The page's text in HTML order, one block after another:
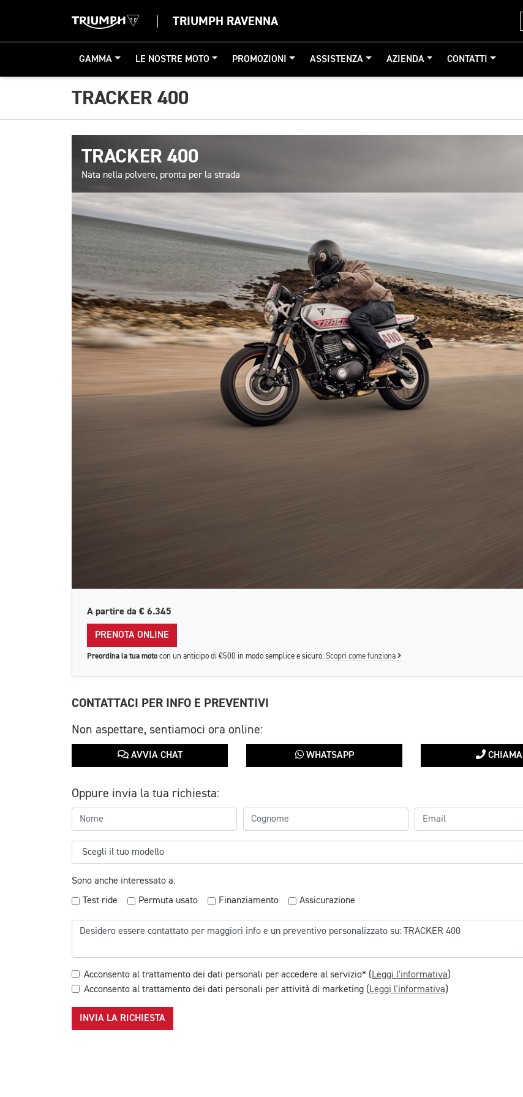
TRIUMPH RAVENNA
GAMMA LE NOSTRE MOTO PROMOZIONI ASSISTENZA AZIENDA CONTATTI
TRACKER 400
TRACKER 400
Nata nella polvere, pronta per la strada
A partire da € 6.345
PRENOTA ONLINE
Preordina la tua moto con un anticipo di €500 in modo semplice e sicuro. Scopri come funziona
CONTATTACI PER INFO E PREVENTIVI
Non aspettare, sentiamoci ora online:
AVVIA CHAT WHATSAPP CHIAMA
Oppure invia la tua richiesta:
Sono anche interessato a:
Test ride
Permuta usato Finanziamento Assicurazione
Acconsento al trattamento dei dati personali per accedere al servizio* (Leggi l'informativa)
Acconsento al trattamento dei dati personali per attività di marketing (Leggi l'informativa)
INVIA LA RICHIESTA